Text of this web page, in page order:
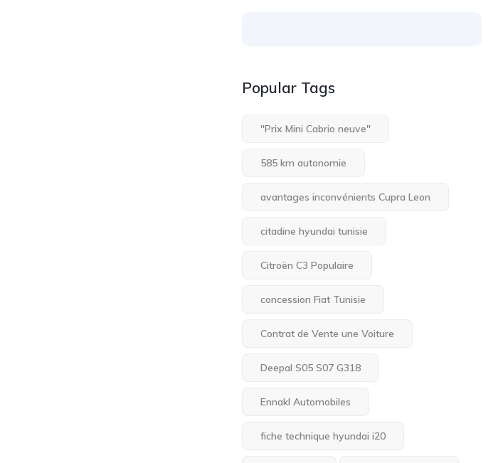
Popular Tags
"Prix Mini Cabrio neuve"
585 km autonomie
avantages inconvénients Cupra Leon
citadine hyundai tunisie
Citroën C3 Populaire
concession Fiat Tunisie
Contrat de Vente une Voiture
Deepal S05 S07 G318
Ennakl Automobiles
fiche technique hyundai i20